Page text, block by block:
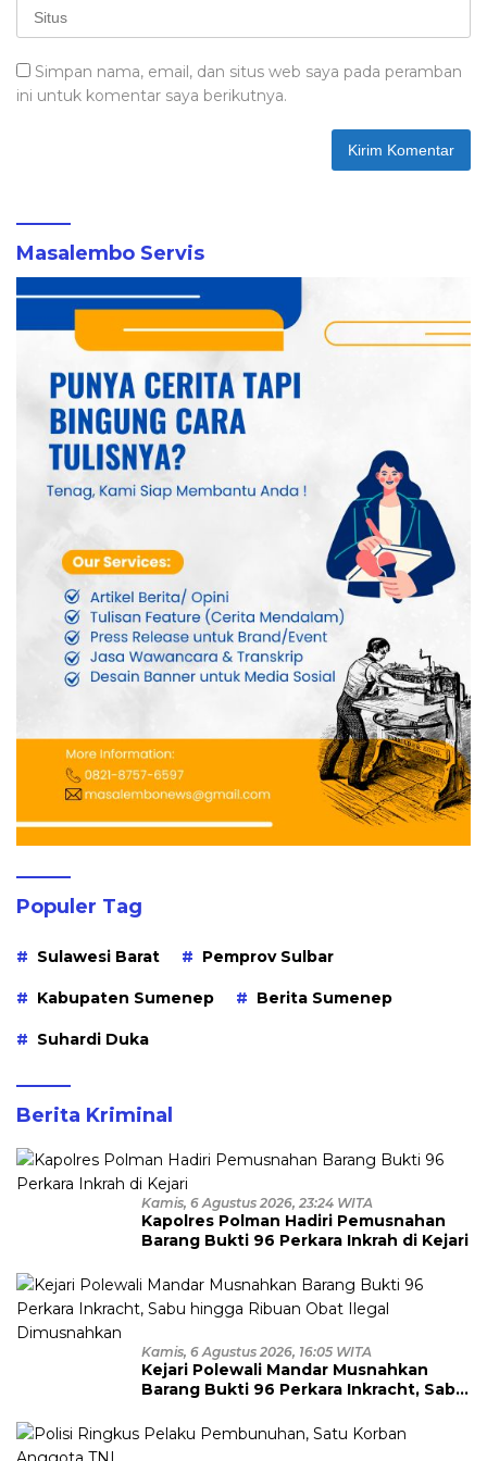
Simpan nama, email, dan situs web saya pada peramban
ini untuk komentar saya berikutnya.
Masalembo Servis
Populer Tag
Sulawesi Barat Pemprov Sulbar
Kabupaten Sumenep Berita Sumenep
Suhardi Duka
Berita Kriminal
Kamis, 6 Agustus 2026, 23:24 WITA
Kapolres Polman Hadiri Pemusnahan
Barang Bukti 96 Perkara Inkrah di Kejari
Kamis, 6 Agustus 2026, 16:05 WITA
Kejari Polewali Mandar Musnahkan
Barang Bukti 96 Perkara Inkracht, Sabu
Dimusnahkan